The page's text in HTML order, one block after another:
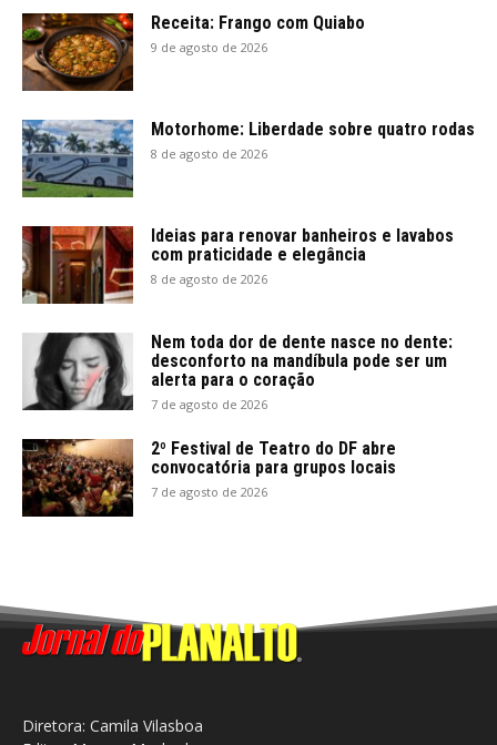
Receita: Frango com Quiabo
9 de agosto de 2026
Motorhome: Liberdade sobre quatro rodas
8 de agosto de 2026
Ideias para renovar banheiros e lavabos
com praticidade e elegância
8 de agosto de 2026
Nem toda dor de dente nasce no dente:
desconforto na mandíbula pode ser um
alerta para o coração
7 de agosto de 2026
2º Festival de Teatro do DF abre
convocatória para grupos locais
7 de agosto de 2026
Diretora: Camila Vilasboa